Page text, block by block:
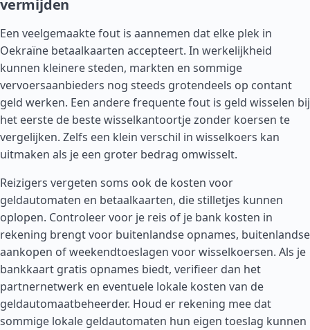
vermijden
Een veelgemaakte fout is aannemen dat elke plek in
Oekraïne betaalkaarten accepteert. In werkelijkheid
kunnen kleinere steden, markten en sommige
vervoersaanbieders nog steeds grotendeels op contant
geld werken. Een andere frequente fout is geld wisselen bij
het eerste de beste wisselkantoortje zonder koersen te
vergelijken. Zelfs een klein verschil in wisselkoers kan
uitmaken als je een groter bedrag omwisselt.
Reizigers vergeten soms ook de kosten voor
geldautomaten en betaalkaarten, die stilletjes kunnen
oplopen. Controleer voor je reis of je bank kosten in
rekening brengt voor buitenlandse opnames, buitenlandse
aankopen of weekendtoeslagen voor wisselkoersen. Als je
bankkaart gratis opnames biedt, verifieer dan het
partnernetwerk en eventuele lokale kosten van de
geldautomaatbeheerder. Houd er rekening mee dat
sommige lokale geldautomaten hun eigen toeslag kunnen